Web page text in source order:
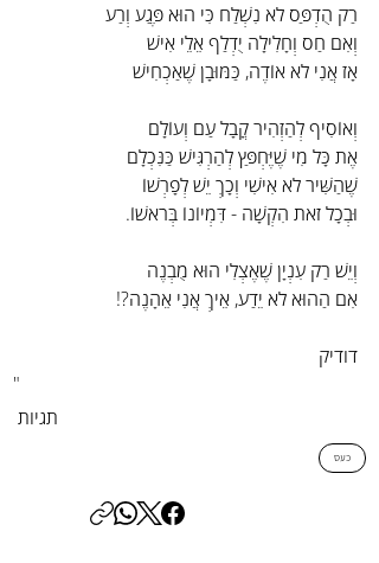
רַק הֻדְפַּס לֹא נִשְׁלַח כִּי הוּא פֶּגַע וְרַע
וְאִם חַס וְחָלִילָה יֻדְלַף אֵלֵי אִישׁ
אָז אֲנִי לֹא אוֹדֶה, כַּמּוּבָן שֶׁאַכְחִישׁ
וְאוֹסִיף לְהַזְהִיר קֳבָל עַם וְעוֹלָם
אֶת כָּל מִי שֶׁיֶּחְפַּץ לְהַרְגִּישׁ כַּנִּכְלָם
שֶׁהַשִּׁיר לֹא אִישִׁי וְכָךְ יֵשׁ לְפָרְשׁוֹ
וּבְכָל זֹאת הִקְשָׁה - דִּמְיוֹנוֹ בְּרֹאשׁוֹ.
וְיֵשׁ רַק עִנְיָן שֶׁאֶצְלִי הוּא מֻבְנֶה
אִם הַהוּא לֹא יֵדַע, אֵיךְ אֲנִי אֵהָנֶה?!
דודיק
"
תגיות
כעס